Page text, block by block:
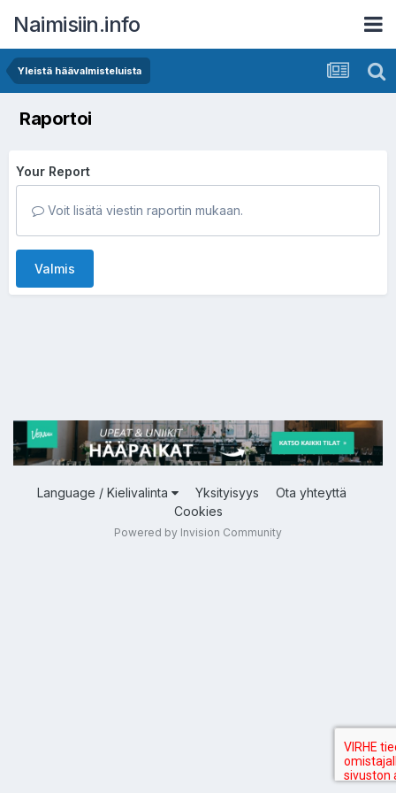
Naimisiin.info
Yleistä häävalmisteluista
Raportoi
Your Report
Voit lisätä viestin raportin mukaan.
Valmis
Language / Kielivalinta Yksityisyys
Ota yhteyttä
Cookies
Powered by Invision Community